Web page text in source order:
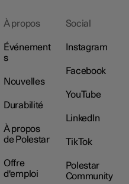
À propos
Événement
s
Nouvelles
Durabilité
À propos
de Polestar
Offre
d'emploi
Social
Instagram
Facebook
YouTube
LinkedIn
TikTok
Polestar
Community